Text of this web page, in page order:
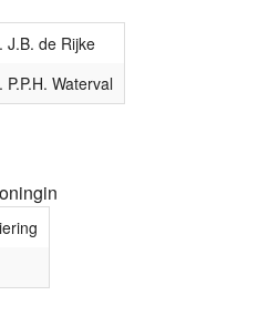
J.B. de Rijke
P.P.H. Waterval